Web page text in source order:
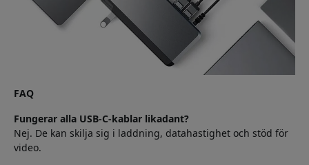
FAQ
Fungerar alla USB-C-kablar likadant?
Nej. De kan skilja sig i laddning, datahastighet och stöd för
video.